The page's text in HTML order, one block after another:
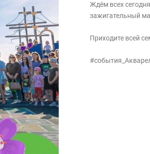
Ждём всех
зажигательный
Приходите всей